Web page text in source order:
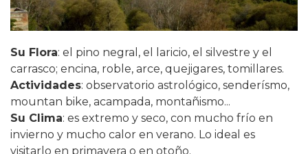
Su Flora: el pino negral, el laricio, el silvestre y el
carrasco; encina, roble, arce, quejigares, tomillares.
Actividades: observatorio astrológico, senderísmo,
mountan bike, acampada, montañismo...
Su Clima: es extremo y seco, con mucho frío en
invierno y mucho calor en verano. Lo ideal es
visitarlo en primavera o en otoño.